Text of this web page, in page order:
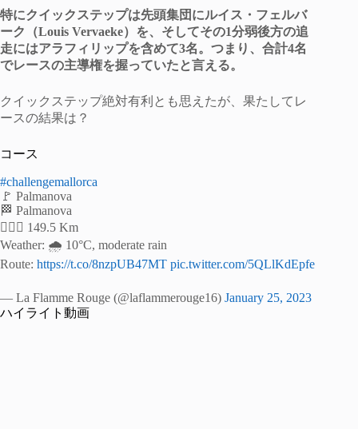
特にクイックステップは先頭集団にルイス・フェルバ
ーク（Louis Vervaeke）を、そしてその1分弱後方の追
走にはアラフィリップを含めて3名。つまり、合計4名
でレースの主導権を握っていたと言える。
クイックステップ絶対有利とも思えたが、果たしてレ
ースの結果は？
コース
#challengemallorca
🚩 Palmanova
🏁 Palmanova
🚴🏻‍♂️ 149.5 Km
Weather: 🌧 10°C, moderate rain
Route: https://t.co/8nzpUB47MT pic.twitter.com/5QLlKdEpfe
— La Flamme Rouge (@laflammerouge16) January 25, 2023
ハイライト動画